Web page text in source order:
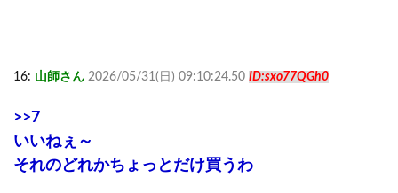
16: 山師さん 2026/05/31(日) 09:10:24.50 ID:sxo77QGh0
>>7
いいねぇ～
それのどれかちょっとだけ買うわ